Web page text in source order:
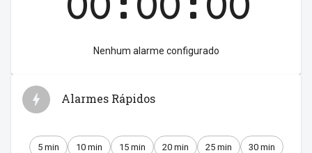
Nenhum alarme configurado
Alarmes Rápidos
5 min 10 min 15 min 20 min 25 min 30 min